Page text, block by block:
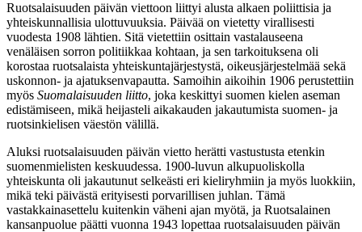
Ruotsalaisuuden päivän viettoon liittyi alusta alkaen poliittisia ja
yhteiskunnallisia ulottuvuuksia. Päivää on vietetty virallisesti
vuodesta 1908 lähtien. Sitä vietettiin osittain vastalauseena
venäläisen sorron politiikkaa kohtaan, ja sen tarkoituksena oli
korostaa ruotsalaista yhteiskuntajärjestystä, oikeusjärjestelmää sekä
uskonnon- ja ajatuksenvapautta. Samoihin aikoihin 1906 perustettiin
myös Suomalaisuuden liitto, joka keskittyi suomen kielen aseman
edistämiseen, mikä heijasteli aikakauden jakautumista suomen- ja
ruotsinkielisen väestön välillä.
Aluksi ruotsalaisuuden päivän vietto herätti vastustusta etenkin
suomenmielisten keskuudessa. 1900-luvun alkupuoliskolla
yhteiskunta oli jakautunut selkeästi eri kieliryhmiin ja myös luokkiin,
mikä teki päivästä erityisesti porvarillisen juhlan. Tämä
vastakkainasettelu kuitenkin väheni ajan myötä, ja Ruotsalainen
kansanpuolue päätti vuonna 1943 lopettaa ruotsalaisuuden päivän